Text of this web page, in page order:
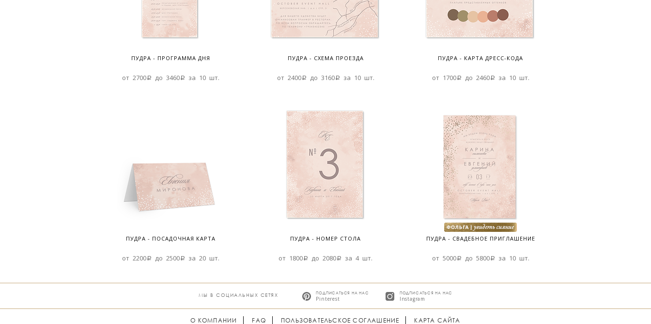
ПУДРА - ПРОГРАММА ДНЯ
от 2700a до 3460a за 10 шт.
ПУДРА - СХЕМА ПРОЕЗДА
от 2400a до 3160a за 10 шт.
ПУДРА - КАРТА ДРЕСС-КОДА
от 1700a до 2460a за 10 шт.
ПУДРА - ПОСАДОЧНАЯ КАРТА
от 2200a до 2500a за 20 шт.
ПУДРА - НОМЕР СТОЛА
от 1800a до 2080a за 4 шт.
ПУДРА - СВАДЕБНОЕ ПРИГЛАШЕНИЕ
от 5000a до 5800a за 10 шт.
МЫ В СОЦИАЛЬНЫХ СЕТЯХ ПОДПИСАТЬСЯ НА НАС
Pinterest
ПОДПИСАТЬСЯ НА НАС
Instagram
О КОМПАНИИ FAQ ПОЛЬЗОВАТЕЛЬСКОЕ СОГЛАШЕНИЕ КАРТА САЙТА